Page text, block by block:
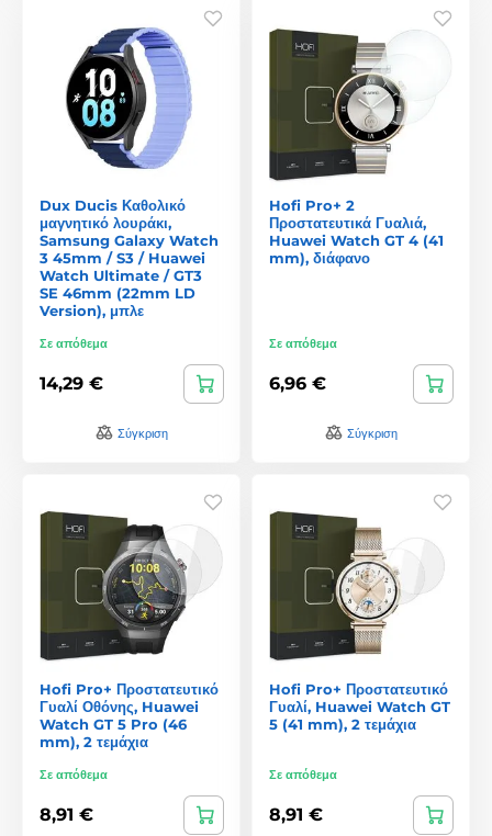
Dux Ducis Καθολικό
μαγνητικό λουράκι,
Samsung Galaxy Watch
3 45mm / S3 / Huawei
Watch Ultimate / GT3
SE 46mm (22mm LD
Version), μπλε
Σε απόθεμα
14,29 €
Σύγκριση
Hofi Pro+ 2
Προστατευτικά Γυαλιά,
Huawei Watch GT 4 (41
mm), διάφανο
Σε απόθεμα
6,96 €
Σύγκριση
Hofi Pro+ Προστατευτικό
Γυαλί Οθόνης, Huawei
Watch GT 5 Pro (46
mm), 2 τεμάχια
Σε απόθεμα
8,91 €
Hofi Pro+ Προστατευτικό
Γυαλί, Huawei Watch GT
5 (41 mm), 2 τεμάχια
Σε απόθεμα
8,91 €